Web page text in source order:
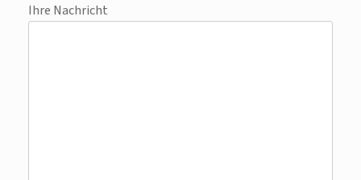
Ihre Nachricht